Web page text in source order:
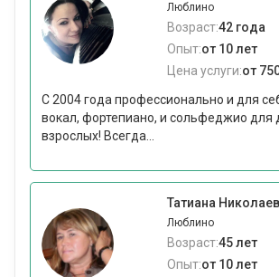
Люблино
Возраст:42 года
Опыт:от 10 лет
Цена услуги:от
С 2004 года профессионально и для
вокал, фортепиано, и сольфеджио для
взрослых! Всегда...
Татиана
Люблино
Возраст:45 лет
Опыт:от 10 лет